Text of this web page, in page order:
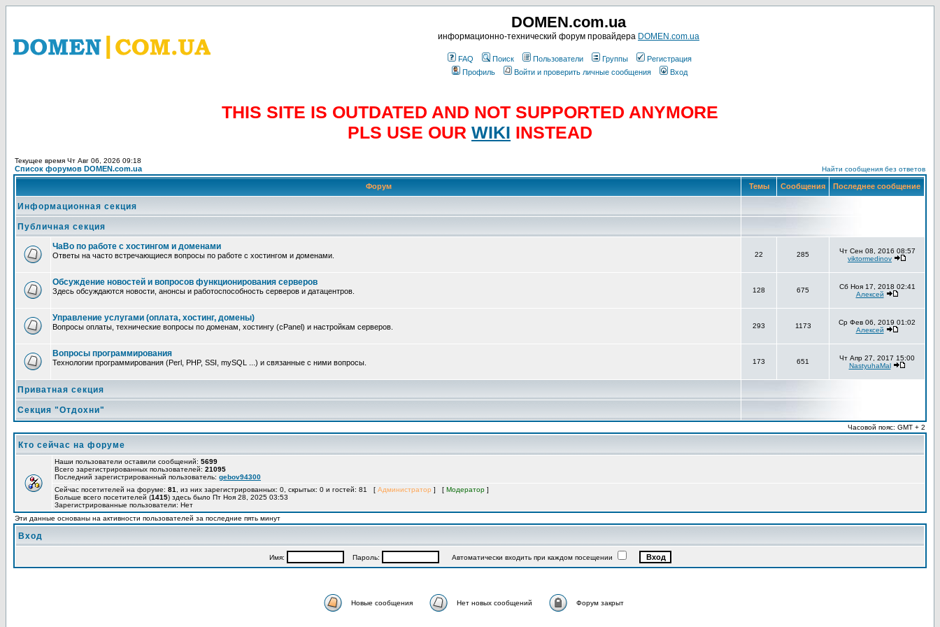
DOMEN.com.ua
информационно-технический форум провайдера DOMEN.com.ua
FAQ Поиск Пользователи Группы
Регистрация
Профиль
Войти и проверить личные сообщения Вход
THIS SITE IS OUTDATED AND NOT SUPPORTED ANYMORE
PLS USE OUR WIKI INSTEAD
Текущее время Чт Авг 06, 2026 09:18
Список форумов DOMEN.com.ua Найти сообщения без ответов
Форум Темы Сообщения Последнее сообщение
Информационная секция
Публичная секция
ЧаВо по работе с хостингом и доменами
Ответы на часто встречающиеся вопросы по работе с хостингом и доменами. 22 285
Чт Сен 08, 2016 08:57
viktormedinov
Обсуждение новостей и вопросов функционирования серверов
Здесь обсуждаются новости, анонсы и работоспособность серверов и датацентров. 128 675
Сб Ноя 17, 2018 02:41
Алексей
Управление услугами (оплата, хостинг, домены)
Вопросы оплаты, технические вопросы по доменам, хостингу (cPanel) и настройкам серверов. 293 1173
Ср Фев 06, 2019 01:02
Алексей
Вопросы программирования
Технологии программирования (Perl, PHP, SSI, mySQL ...) и связанные с ними вопросы. 173 651
Чт Апр 27, 2017 15:00
NastyuhaMal
Приватная секция
Секция "Отдохни"
Часовой пояс: GMT + 2
Кто сейчас на форуме
Наши пользователи оставили сообщений: 5699
Всего зарегистрированных пользователей: 21095
Последний зарегистрированный пользователь: gebov94300
Сейчас посетителей на форуме: 81 , из них зарегистрированных: 0, скрытых: 0 и гостей: 81 [ Администратор ] [ Модератор ]
Больше всего посетителей (1415) здесь было Пт Ноя 28, 2025 03:53
Зарегистрированные пользователи: Нет
Эти данные основаны на активности пользователей за последние пять минут
Вход
Имя: Пароль: Автоматически входить при каждом посещении
Новые сообщения Нет новых сообщений Форум закрыт